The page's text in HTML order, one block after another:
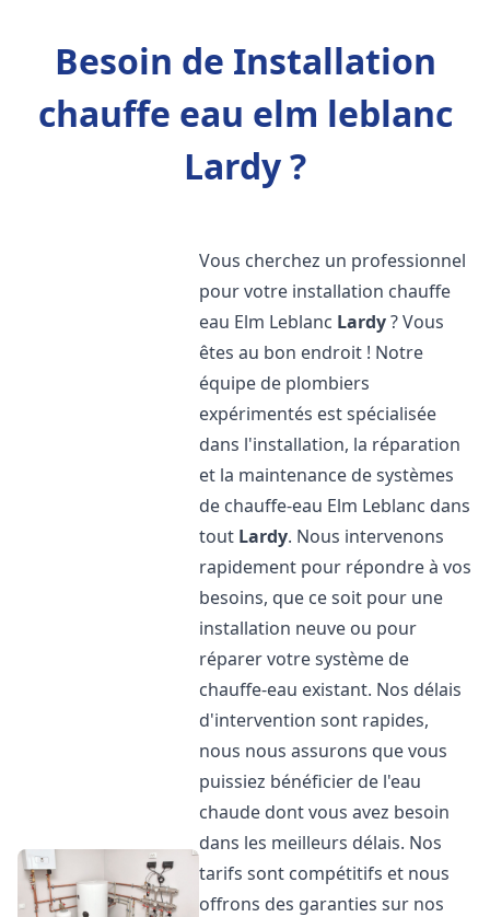
Besoin de Installation
chauffe eau elm leblanc
Lardy ?
Vous cherchez un professionnel
pour votre installation chauffe
eau Elm Leblanc Lardy? Vous
êtes au bon endroit ! Notre
équipe de plombiers
expérimentés est spécialisée
dans l'installation, la réparation
et la maintenance de systèmes
de chauffe-eau Elm Leblanc dans
tout Lardy. Nous intervenons
rapidement pour répondre à vos
besoins, que ce soit pour une
installation neuve ou pour
réparer votre système de
chauffe-eau existant. Nos délais
d'intervention sont rapides,
nous nous assurons que vous
puissiez bénéficier de l'eau
chaude dont vous avez besoin
dans les meilleurs délais. Nos
tarifs sont compétitifs et nous
offrons des garanties sur nos